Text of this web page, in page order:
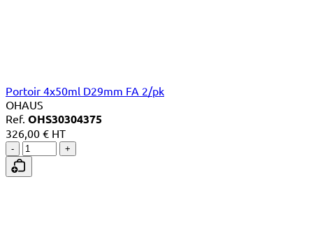
Portoir 4x50ml D29mm FA 2/pk
OHAUS
Ref. OHS30304375
326,00 € HT
- +